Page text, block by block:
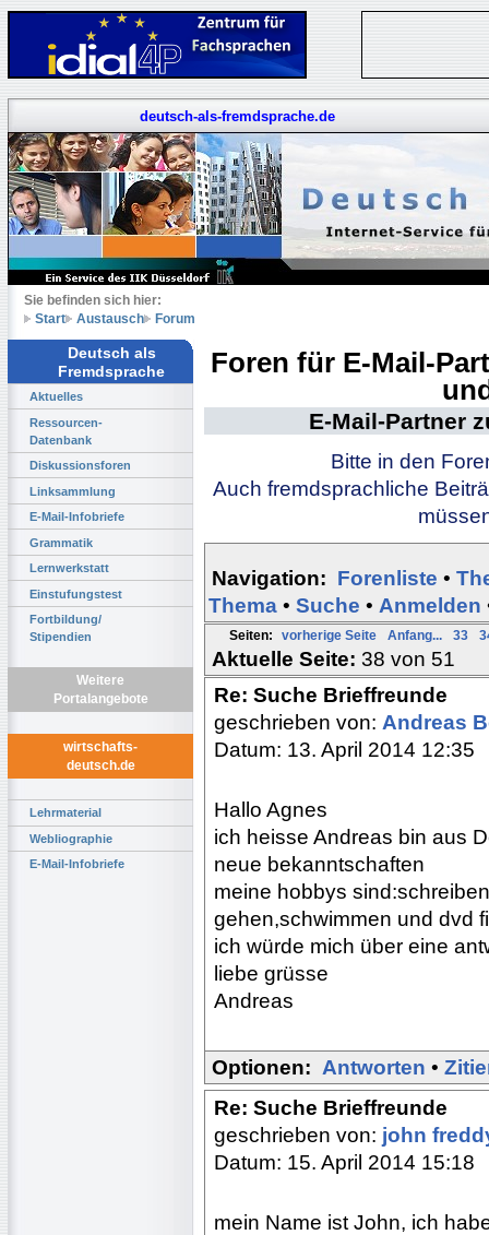
deutsch-als-fremdsprache.de
Sie befinden sich hier:
Start
Austausch Forum
Deutsch als
Fremdsprache
Aktuelles
Ressourcen-
Datenbank
Diskussionsforen
Linksammlung
E-Mail-Infobriefe
Grammatik
Lernwerkstatt
Einstufungstest
Fortbildung/
Stipendien
Weitere
Portalangebote
wirtschafts-
deutsch.de
Lehrmaterial
Webliographie
E-Mail-Infobriefe
Foren für E-Mail-
E-Mail-Partner
Bitte in den
Auch fremdsprachliche
Navigation: Forenliste •
Thema • Suche • Anmelden
Seiten: vorherige Seite Anfang... 33
Aktuelle Seite: 38 von 51
Re: Suche Brieffreunde
geschrieben von: Andreas
Datum: 13. April 2014 12:35
Hallo Agnes
ich heisse Andreas bin aus
neue bekanntschaften
meine hobbys
gehen,schwimmen und dvd
ich würde mich über eine
liebe grüsse
Andreas
Optionen: Antworten •
Re: Suche Brieffreunde
geschrieben von: john
Datum: 15. April 2014 15:18
mein Name ist John, ich